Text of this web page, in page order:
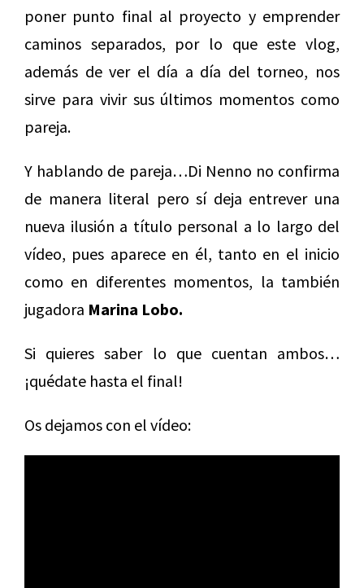
poner punto final al proyecto y emprender
caminos separados, por lo que este vlog,
además de ver el día a día del torneo, nos
sirve para vivir sus últimos momentos como
pareja.
Y hablando de pareja…Di Nenno no confirma
de manera literal pero sí deja entrever una
nueva ilusión a título personal a lo largo del
vídeo, pues aparece en él, tanto en el inicio
como en diferentes momentos, la también
jugadora Marina Lobo.
Si quieres saber lo que cuentan ambos…
¡quédate hasta el final!
Os dejamos con el vídeo: